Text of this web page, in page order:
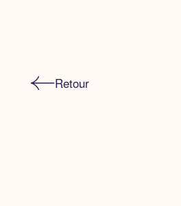
Retour
Avant, pendant, après...